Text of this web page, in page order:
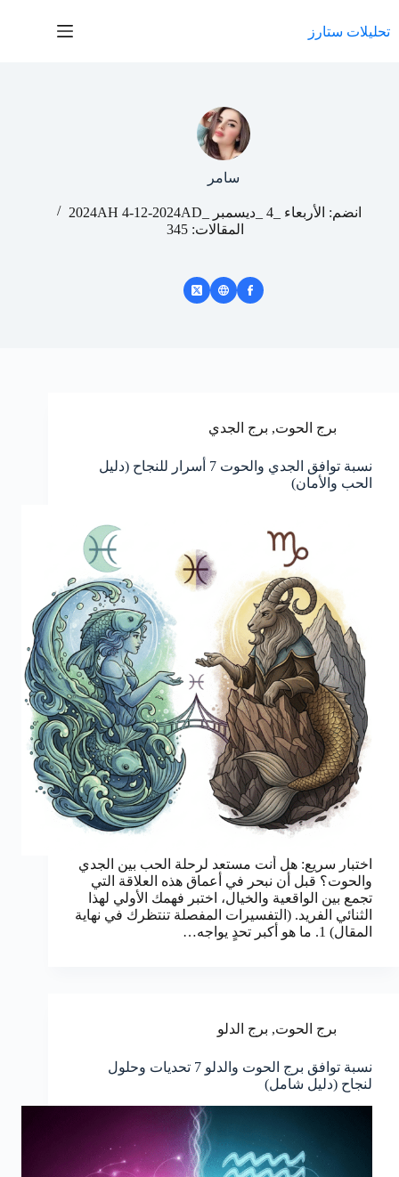
المحتوى
تحليلات ستارز
سامر
انضم: الأربعاء _4 _ديسمبر _2024AH 4-12-2024AD
المقالات: 345
برج الحوت, برج الجدي
نسبة توافق الجدي والحوت 7 أسرار للنجاح (دليل
الحب والأمان)
اختبار سريع: هل أنت مستعد لرحلة الحب بين الجدي
والحوت؟ قبل أن نبحر في أعماق هذه العلاقة التي
تجمع بين الواقعية والخيال، اختبر فهمك الأولي لهذا
الثنائي الفريد. (التفسيرات المفصلة تنتظرك في نهاية
المقال) 1. ما هو أكبر تحدٍ يواجه…
برج الحوت, برج الدلو
نسبة توافق برج الحوت والدلو 7 تحديات وحلول
لنجاح (دليل شامل)